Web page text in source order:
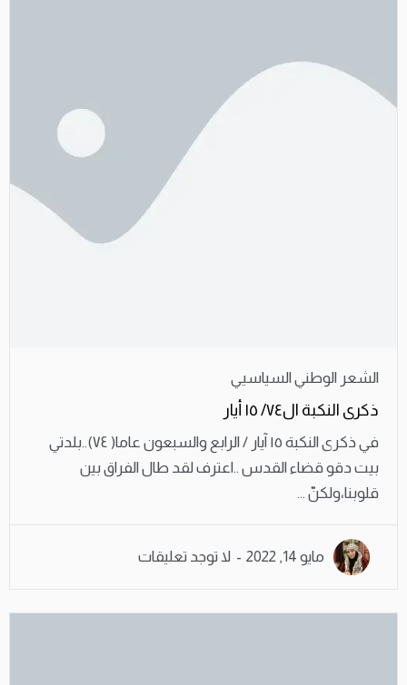
الشعر الوطني السياسيي
ذكرى النكبة ال٧٤/ ١٥ أيار
في ذكرى النكبة ١٥ آيار / الرابع والسبعون عاما( ٧٤)..بلدتي
بيت دقو قضاء القدس ..اعترف لقد طال الفراق بين
قلوبنا،ولكنّ ...
مايو 14, 2022 لا توجد تعليقات